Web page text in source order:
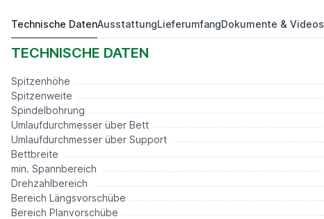
DKM 1000.2 D360 T
Preis auf Anfrage*
Technische DatenAusstattungLieferumfangDokumente & Videos
TECHNISCHE DATEN
Spitzenhöhe
Spitzenweite
Spindelbohrung
Umlaufdurchmesser über Bett
Umlaufdurchmesser über Support
Bettbreite
min. Spannbereich
Drehzahlbereich
Bereich Längsvorschübe
Bereich Planvorschübe